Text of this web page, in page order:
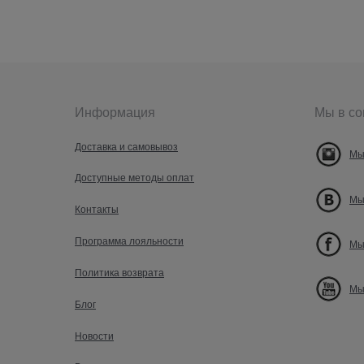
Информация
Доставка и самовывоз
Доступные методы оплат
Контакты
Программа лояльности
Политика возврата
Блог
Новости
Мы в
Мы
Мы
Мы
Мы